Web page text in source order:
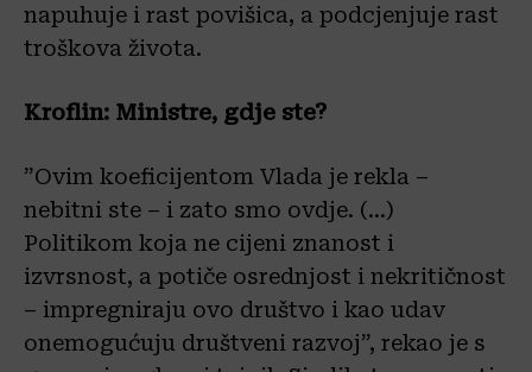
napuhuje i rast povišica, a podcjenjuje rast
troškova života.
Kroflin: Ministre, gdje ste?
”Ovim koeficijentom Vlada je rekla –
nebitni ste – i zato smo ovdje. (…)
Politikom koja ne cijeni znanost i
izvrsnost, a potiče osrednjost i nekritičnost
– impregniraju ovo društvo i kao udav
onemogućuju društveni razvoj”, rekao je s